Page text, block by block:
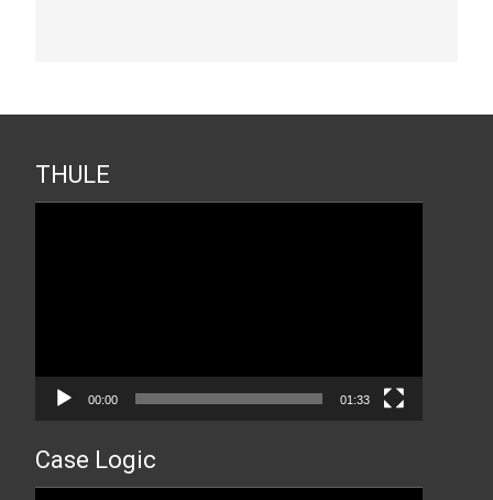
THULE
00:00 01:33
Case Logic